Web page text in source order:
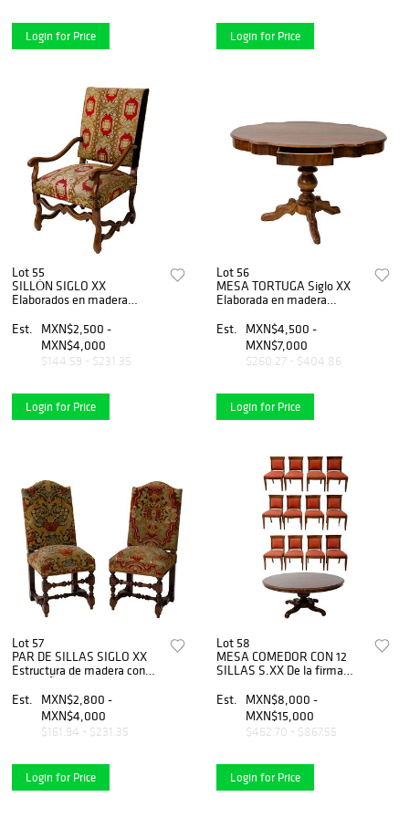
Login for Price Login for Price
Lot 55
SILLÓN SIGLO XX
Elaborados en madera
con motivos florales y
sopo...
Est.
MXN$2,500 -
MXN$4,000
$144.59 - $231.35
Login for Price
Lot 56
MESA TORTUGA Siglo XX
Elaborada en madera
tortuga, con fuste central, y
soporte galleado.
Est.
MXN$4,500 -
MXN$7,000
$260.27 - $404.86
Login for Price
Lot 57
PAR DE SILLAS SIGLO XX
Estructura de madera con
soportes tipo cabriolÃƒÂ©.
Est.
MXN$2,800 -
MXN$4,000
$161.94 - $231.35
Login for Price
Lot 58
MESA COMEDOR CON 12
SILLAS S.XX De la firma
Elaborado en madera
Soportes galleados, fuste
central y sillas acojinadas
Est.
MXN$8,000 -
MXN$15,000
$462.70 - $867.55
Login for Price